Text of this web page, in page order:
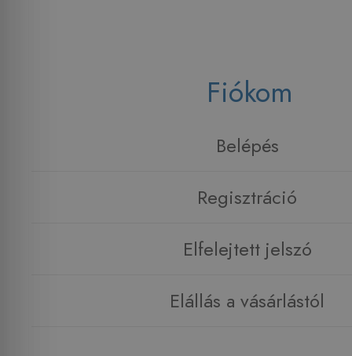
Fiókom
Belépés
Regisztráció
Elfelejtett jelszó
Elállás a vásárlástól